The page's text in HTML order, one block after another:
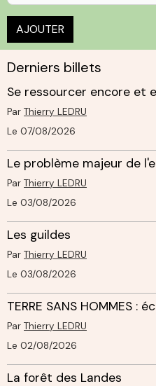
AJOUTER
Derniers billets
Se ressourcer encore et
Par Thierry LEDRU
Le 07/08/2026
Le problème majeur de
Par Thierry LEDRU
Le 03/08/2026
Les guildes
Par Thierry LEDRU
Le 03/08/2026
TERRE SANS HOMMES :
Par Thierry LEDRU
Le 02/08/2026
La forêt des Landes